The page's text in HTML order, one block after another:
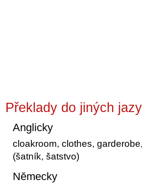
Překlady do jiných
Anglicky
cloakroom, clothes,
(šatník, šatstvo)
Německy